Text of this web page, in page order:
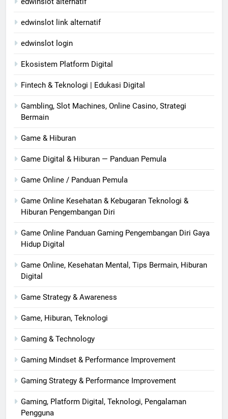
edwinslot link alternatif
edwinslot login
Ekosistem Platform Digital
Fintech & Teknologi | Edukasi Digital
Gambling, Slot Machines, Online Casino, Strategi
Bermain
Game & Hiburan
Game Digital & Hiburan — Panduan Pemula
Game Online / Panduan Pemula
Game Online Kesehatan & Kebugaran Teknologi &
Hiburan Pengembangan Diri
Game Online Panduan Gaming Pengembangan Diri Gaya
Hidup Digital
Game Online, Kesehatan Mental, Tips Bermain, Hiburan
Digital
Game Strategy & Awareness
Game, Hiburan, Teknologi
Gaming & Technology
Gaming Mindset & Performance Improvement
Gaming Strategy & Performance Improvement
Gaming, Platform Digital, Teknologi, Pengalaman
Pengguna